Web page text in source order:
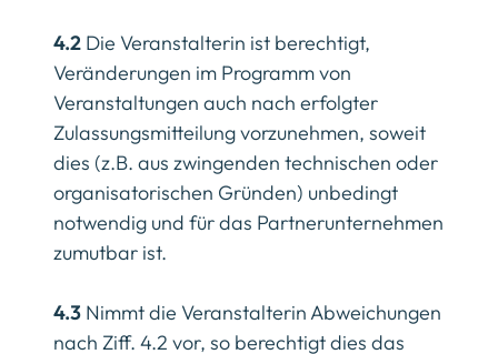
4.2 Die Veranstalterin ist berechtigt,
Veränderungen im Programm von
Veranstaltungen auch nach erfolgter
Zulassungsmitteilung vorzunehmen, soweit
dies (z.B. aus zwingenden technischen oder
organisatorischen Gründen) unbedingt
notwendig und für das Partnerunternehmen
zumutbar ist.
4.3 Nimmt die Veranstalterin Abweichungen
nach Ziff. 4.2 vor, so berechtigt dies das